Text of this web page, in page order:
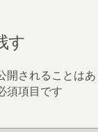
す
されることはあ
須項目です